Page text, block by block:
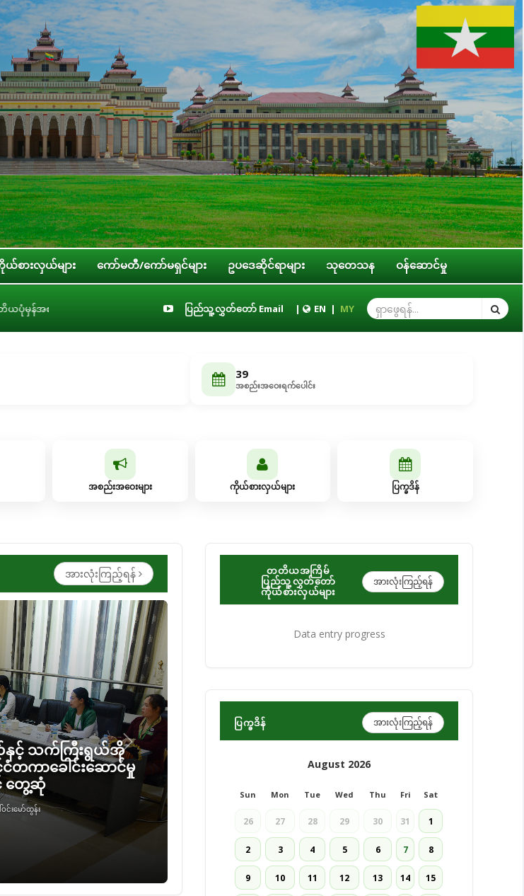
စားလှယ်များ ကော်မတီ/ကော်မရှင်များ ဥပဒေဆိုင်ရာများ သုတေသန ဝန်ဆောင်မှု
ြီးစီး ပြည်သူ့လွှတ်တော် Email | EN | MY
39
အစည်းအဝေးရက်ပေါင်း
အစည်းအဝေးများ ကိုယ်စားလှယ်များ ပြက္ခဒိန်
အားလုံးကြည့်ရန်
ခရိုင် တပ်ကုန်းမြိုနယ်
သည်များ ပေါင်းစပ်
ပ်လျဉ်...
Next
တတိယအကြိမ်
ပြည်သူ့လွှတ်တော်
ကိုယ်စားလှယ်များ
အားလုံးကြည့်ရန်
Data entry progress
ပြက္ခဒိန် အားလုံးကြည့်ရန်
August 2026
Sun Mon Tue Wed Thu Fri Sat
26 27 28 29 30 31 1
2 3 4 5 6 7 8
9 10 11 12 13 14 15